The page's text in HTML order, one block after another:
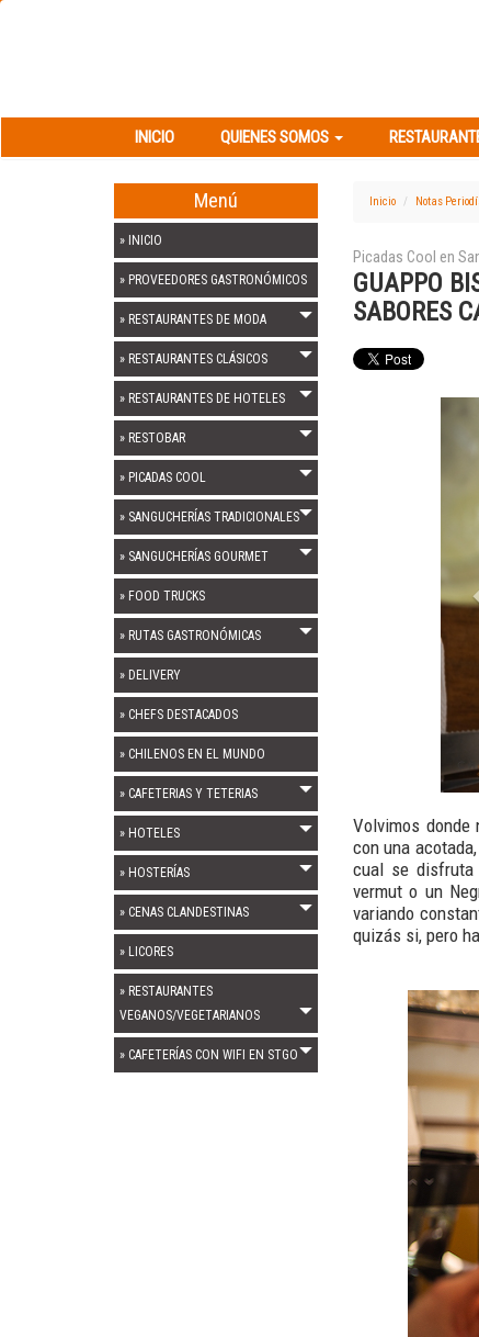
INICIO QUIENES SOMOS
Menú
» INICIO
» PROVEEDORES GASTRONÓMICOS
» RESTAURANTES DE MODA
» RESTAURANTES CLÁSICOS
» RESTAURANTES DE HOTELES
» RESTOBAR
» PICADAS COOL
» SANGUCHERÍAS TRADICIONALES
» SANGUCHERÍAS GOURMET
» FOOD TRUCKS
» RUTAS GASTRONÓMICAS
» DELIVERY
» CHEFS DESTACADOS
» CHILENOS EN EL MUNDO
» CAFETERIAS Y TETERIAS
» HOTELES
» HOSTERÍAS
» CENAS CLANDESTINAS
» LICORES
» RESTAURANTES
VEGANOS/VEGETARIANOS
» CAFETERÍAS CON WIFI EN STGO
Inicio Notas
Picadas Cool en
GUAPPO
SABORES
Volvimos donde
con una
cual se disfruta
vermut o un
variando
quizás si, pero